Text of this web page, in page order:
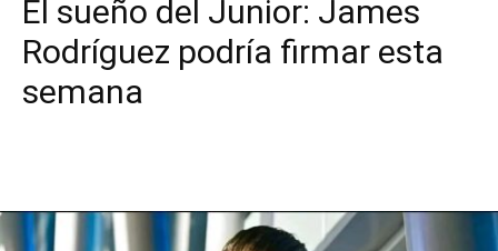
El sueño del Junior: James
Rodríguez podría firmar esta
semana